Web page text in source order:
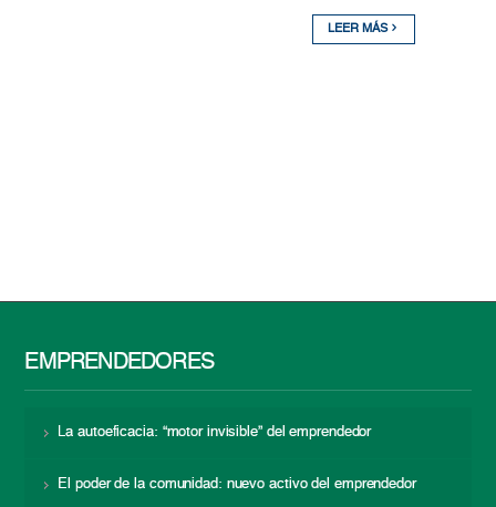
LEER MÁS
EMPRENDEDORES
La autoeficacia: “motor invisible” del emprendedor
El poder de la comunidad: nuevo activo del emprendedor